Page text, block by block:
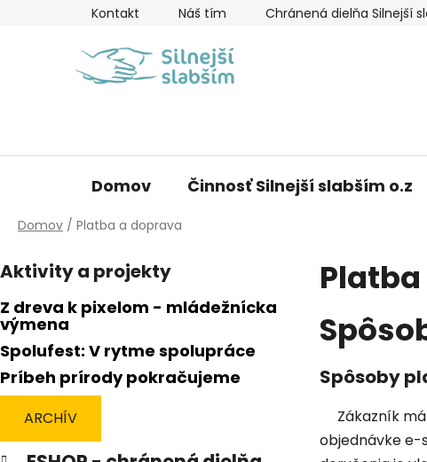
Kontakt Náš tím Chránená dielňa Silnejší
Domov Činnosť Silnejší slabším o.z
Domov / Platba a doprava
o
č
n
ý
p
a
e
Aktivity a projekty
Z dreva k pixelom - mládežnícka
výmena
Spolufest: V rytme spolupráce
Príbeh prírody pokračujeme
ARCHÍV
Preskočiť
K
Spôsoby
Zákazník má
objednávke e-